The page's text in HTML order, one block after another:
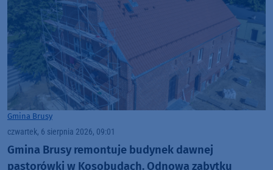
Gmina Brusy
czwartek, 6 sierpnia 2026, 09:01
Gmina Brusy remontuje budynek dawnej
pastorówki w Kosobudach. Odnowa zabytku